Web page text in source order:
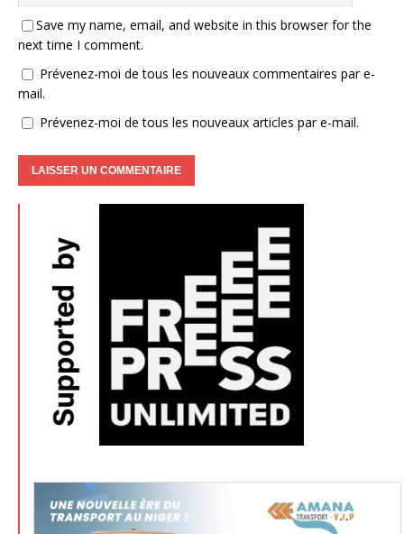
Save my name, email, and website in this browser for the
next time I comment.
Prévenez-moi de tous les nouveaux commentaires par e-
mail.
Prévenez-moi de tous les nouveaux articles par e-mail.